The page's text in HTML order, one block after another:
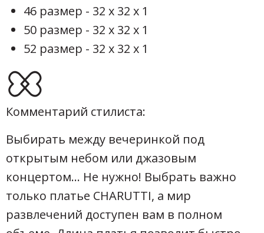
46 размер - 32 х 32 х 1
50 размер - 32 х 32 х 1
52 размер - 32 х 32 х 1
Комментарий стилиста:
Выбирать между вечеринкой под
открытым небом или джазовым
концертом… Не нужно! Выбрать важно
только платье CHARUTTI, а мир
развлечений доступен вам в полном